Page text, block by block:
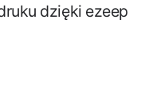
dzięki ezeep